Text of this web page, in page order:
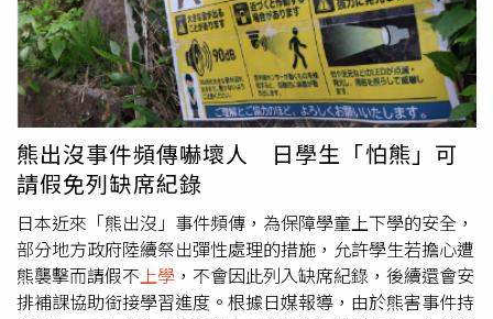
氣象學」與「買房地理學」。戴立綱指出，許多人購屋時關
注房價、格局與生活機能，卻忽略了地形、風向、水流與環
境條件對居住品質的長期影響。他分享，過去曾有朋友詢問
購屋建議，他便從氣候與地理條件分析，「很多風險不是住
進去才出現，而是在買房之前就已經存在」。此外，課程中
也收錄他二十多年來累積的珍貴雲圖資料，他表示偶爾抬頭
看看天空，「有時候看到雲就會知道後面幾小時的天氣變
化」，希望帶領大家學會觀察天空、理解環境變化。
熊出沒事件頻傳嚇壞人 日學生「怕熊」可
請假免列缺席紀錄
日本近來「熊出沒」事件頻傳，為保障學童上下學的安全，
部分地方政府陸續祭出彈性處理的措施，允許學生若擔心遭
熊襲擊而請假不 上學 ，不會因此列入缺席紀錄，後續還會安
排補課協助銜接學習進度。根據日媒報導，由於熊害事件持